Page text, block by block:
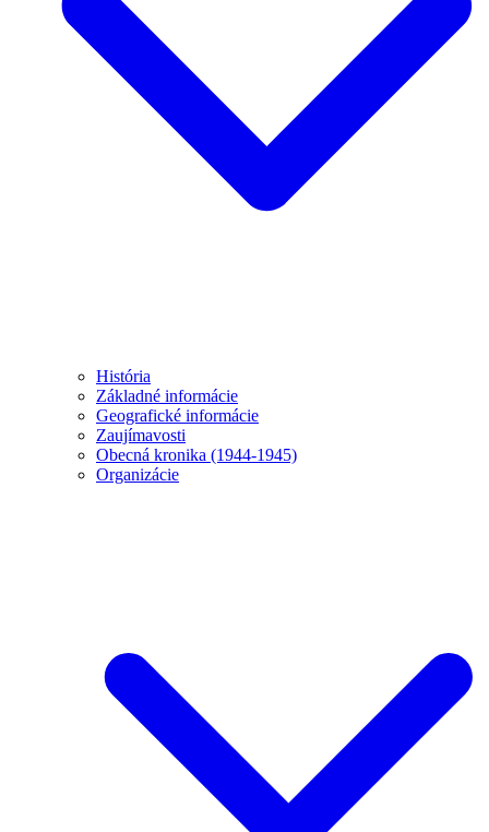
História
Základné informácie
Geografické informácie
Zaujímavosti
Obecná kronika (1944-1945)
Organizácie